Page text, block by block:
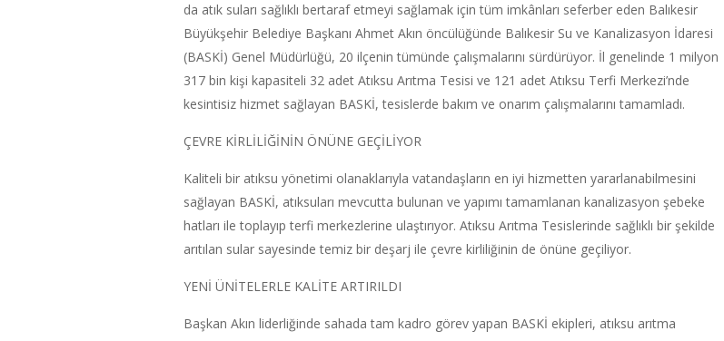
da atık suları sağlıklı bertaraf etmeyi sağlamak için tüm imkânları seferber eden Balıkesir
Büyükşehir Belediye Başkanı Ahmet Akın öncülüğünde Balıkesir Su ve Kanalizasyon İdaresi
(BASKİ) Genel Müdürlüğü, 20 ilçenin tümünde çalışmalarını sürdürüyor. İl genelinde 1 milyon
317 bin kişi kapasiteli 32 adet Atıksu Arıtma Tesisi ve 121 adet Atıksu Terfi Merkezi’nde
kesintisiz hizmet sağlayan BASKİ, tesislerde bakım ve onarım çalışmalarını tamamladı.
ÇEVRE KİRLİLİĞİNİN ÖNÜNE GEÇİLİYOR
Kaliteli bir atıksu yönetimi olanaklarıyla vatandaşların en iyi hizmetten yararlanabilmesini
sağlayan BASKİ, atıksuları mevcutta bulunan ve yapımı tamamlanan kanalizasyon şebeke
hatları ile toplayıp terfi merkezlerine ulaştırıyor. Atıksu Arıtma Tesislerinde sağlıklı bir şekilde
arıtılan sular sayesinde temiz bir deşarj ile çevre kirliliğinin de önüne geçiliyor.
YENİ ÜNİTELERLE KALİTE ARTIRILDI
Başkan Akın liderliğinde sahada tam kadro görev yapan BASKİ ekipleri, atıksu arıtma